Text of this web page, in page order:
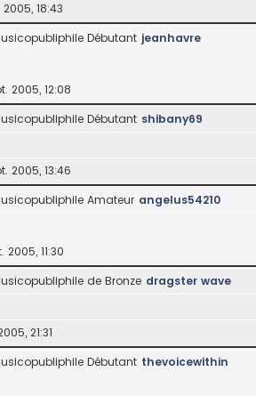
18:43
Débutant jeanhavre
2005, 12:08
Débutant shibany69
2005, 13:46
Amateur angelus54210
11:30
de Bronze dragster wave
21:31
Débutant thevoicewithin